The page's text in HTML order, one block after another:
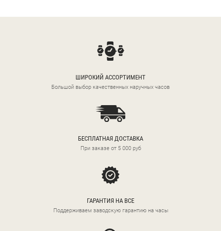
ШИРОКИЙ АССОРТИМЕНТ
Большой выбор качественных наручных часов
БЕСПЛАТНАЯ ДОСТАВКА
При заказе от 5 000 руб
ГАРАНТИЯ НА ВСЕ
Поддерживаем заводскую гарантию на часы